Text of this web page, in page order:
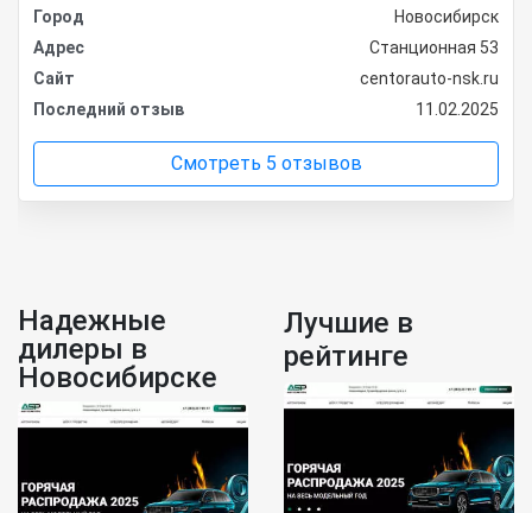
Город
Новосибирск
Адрес
Станционная 53
Сайт
centorauto-nsk.ru
Последний отзыв
11.02.2025
Смотреть 5 отзывов
Надежные
дилеры в
Новосибирске
Лучшие в
рейтинге